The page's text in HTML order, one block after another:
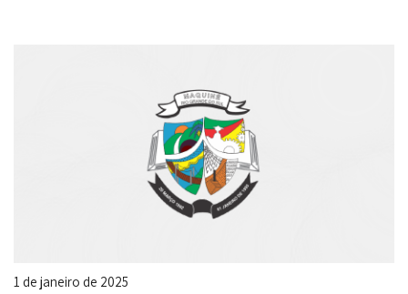
1 de janeiro de 2025